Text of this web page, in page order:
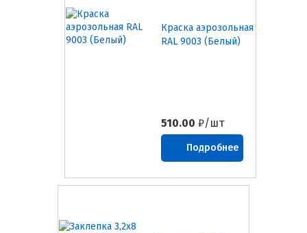
Краска аэрозольная
RAL 9003 (Белый)
510.00 ₽/шт
Подробнее